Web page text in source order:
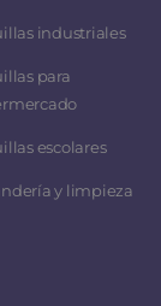
industriales
para
escolares
y limpieza